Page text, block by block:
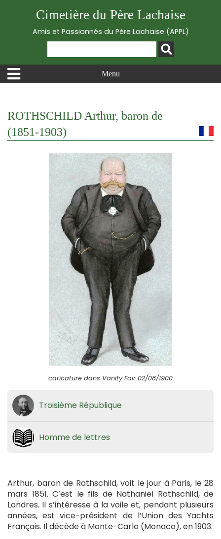
Cimetière du Père Lachaise
Amis et Passionnés du Père Lachaise (APPL)
Menu
ROTHSCHILD Arthur, baron de
(1851-1903)
caricature dans Vanity Fair 02/08/1900
Troisième République
Homme de lettres
Arthur, baron de Rothschild, voit le jour à Paris, le 28
mars 1851. C’est le fils de Nathaniel Rothschild, de
Londres. Il s’intéresse à la voile et, pendant plusieurs
années, est vice-président de l’Union des Yachts
Français. Il décède à Monte-Carlo (Monaco), en 1903.